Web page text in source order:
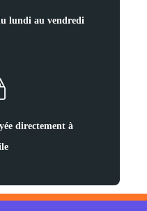
lundi au vendredi
directement à